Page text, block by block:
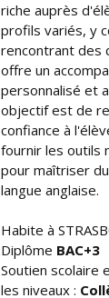
riche auprès
profils variés, y
rencontrant des
offre un
personnalisé et
objectif est de
confiance à
fournir les outils
pour maîtriser
langue anglaise.
Habite à
Diplôme BAC+3
Soutien scolaire
les niveaux :